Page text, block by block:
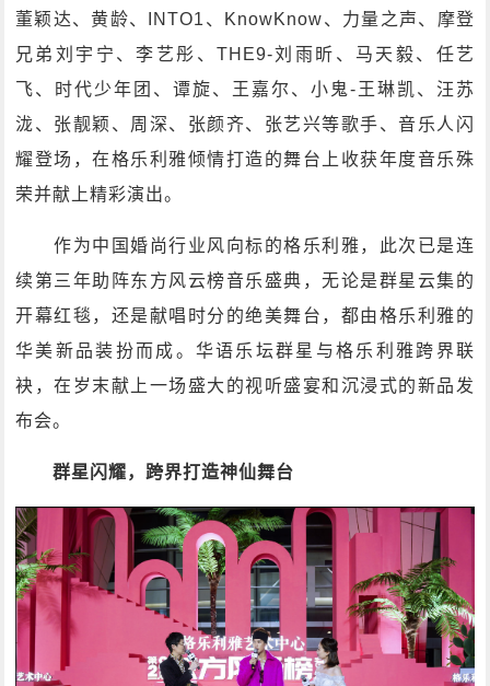
董颖达、黄龄、INTO1、KnowKnow、力量之声、摩登
兄弟刘宇宁、李艺彤、THE9-刘雨昕、马天毅、任艺
飞、时代少年团、谭旋、王嘉尔、小鬼-王琳凯、汪苏
泷、张靓颖、周深、张颜齐、张艺兴等歌手、音乐人闪
耀登场，在格乐利雅倾情打造的舞台上收获年度音乐殊
荣并献上精彩演出。
作为中国婚尚行业风向标的格乐利雅，此次已是连
续第三年助阵东方风云榜音乐盛典，无论是群星云集的
开幕红毯，还是献唱时分的绝美舞台，都由格乐利雅的
华美新品装扮而成。华语乐坛群星与格乐利雅跨界联
袂，在岁末献上一场盛大的视听盛宴和沉浸式的新品发
布会。
群星闪耀，跨界打造神仙舞台